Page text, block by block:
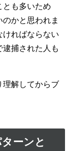
とも多いため
のかと思われま
ければならない
逮捕された人も
理解してからブ
ーンと